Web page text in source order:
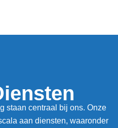
staan centraal bij ons. Onze
aan diensten, waaronder